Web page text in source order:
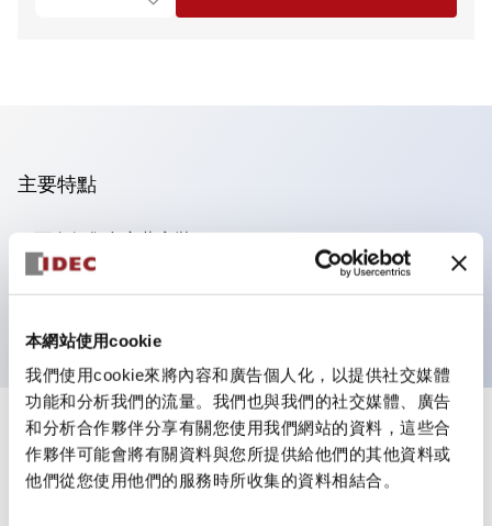
本網站使用cookie
我們使用cookie來將內容和廣告個人化，以提供社交媒體
功能和分析我們的流量。我們也與我們的社交媒體、廣告
和分析合作夥伴分享有關您使用我們網站的資料，這些合
作夥伴可能會將有關資料與您所提供給他們的其他資料或
他們從您使用他們的服務時所收集的資料相結合。
主要特點
可進行集合密著安裝
附鎖選擇開關採用高安全性的彈子鎖結構
規格 顯示全部
審美規範